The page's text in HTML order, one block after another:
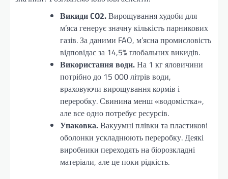
Викиди CO2.Вирощування худоби для
м’яса генерує значну кількість парникових
газів. За даними FAO, м’ясна промисловість
відповідає за 14,5% глобальних викидів.
Використання води.На 1 кг яловичини
потрібно до 15 000 літрів води,
враховуючи вирощування кормів і
переробку. Свинина менш «водомістка»,
але все одно потребує ресурсів.
Упаковка.Вакуумні плівки та пластикові
оболонки ускладнюють переробку. Деякі
виробники переходять на біорозкладні
матеріали, але це поки рідкість.